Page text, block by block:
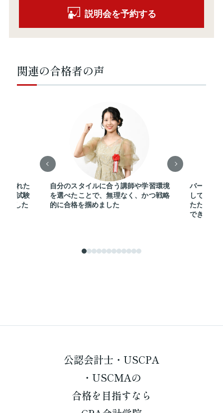
説明会を予約する
関連の合格者の声
された
士試験
ました
自分のスタイルに合う講師や学習環境
を選べたことで、無理なく、かつ戦略
的に合格を掴めました
バーチャ
しでチュ
たため、
できまし
公認会計士・USCPA
・USCMAの
合格を 目指すなら